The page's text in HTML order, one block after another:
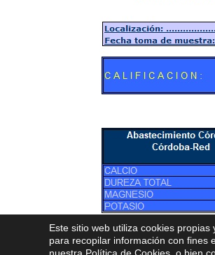
Este sitio web utiliza cookies
para recopilar información con fines